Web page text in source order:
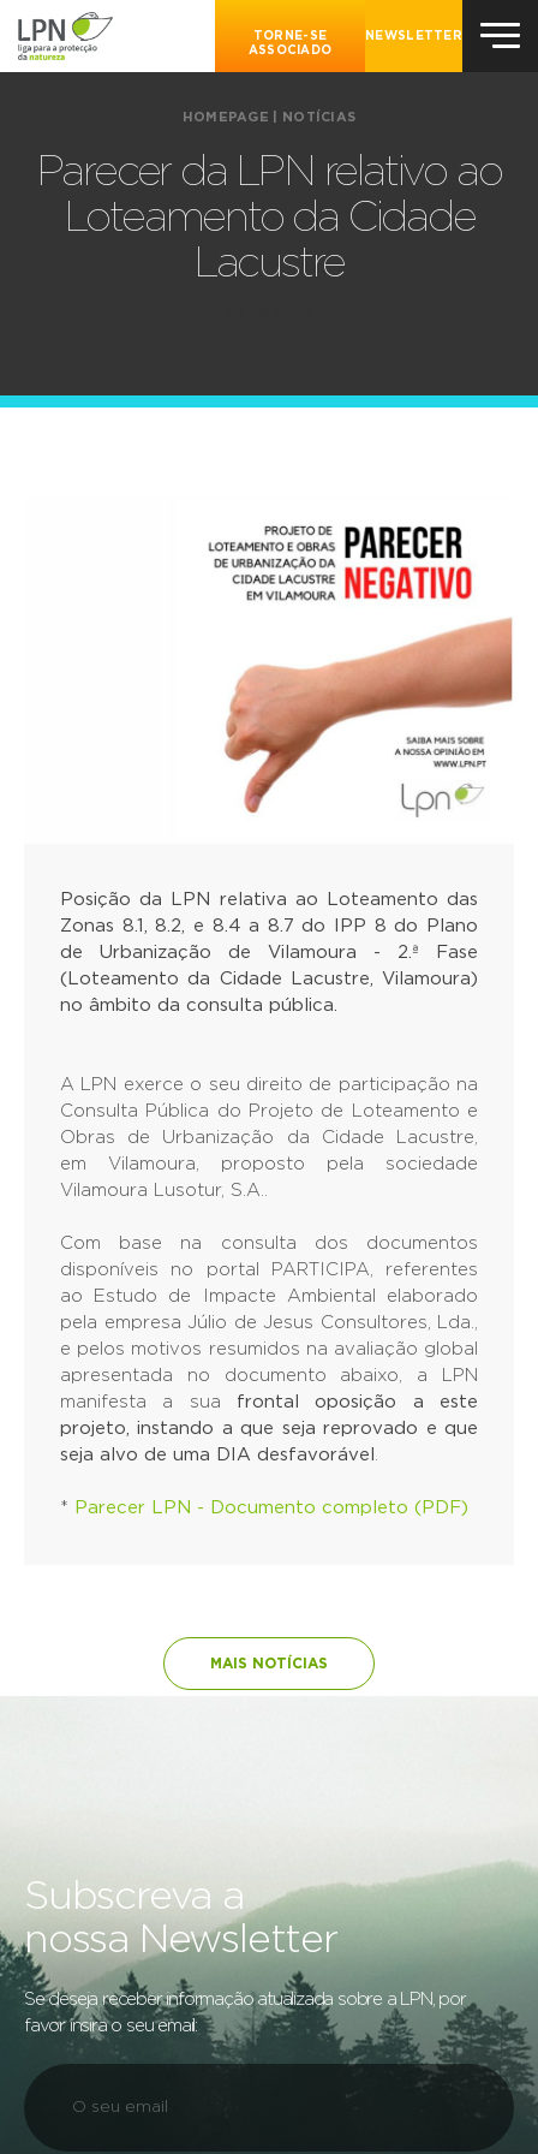
TORNE-SE
ASSOCIADO
NEWSLETTER
HOMEPAGE NOTÍCIAS
Parecer da LPN relativo ao
Loteamento da Cidade
Lacustre
Posição da LPN relativa ao Loteamento das
Zonas 8.1, 8.2, e 8.4 a 8.7 do IPP 8 do Plano
de Urbanização de Vilamoura - 2.ª Fase
(Loteamento da Cidade Lacustre, Vilamoura)
no âmbito da consulta pública.
A LPN exerce o seu direito de participação na
Consulta Pública do Projeto de Loteamento e
Obras de Urbanização da Cidade Lacustre,
em Vilamoura, proposto pela sociedade
Vilamoura Lusotur, S.A..
Com base na consulta dos documentos
disponíveis no portal PARTICIPA, referentes
ao Estudo de Impacte Ambiental elaborado
pela empresa Júlio de Jesus Consultores, Lda.,
e pelos motivos resumidos na avaliação global
apresentada no documento abaixo, a LPN
manifesta a sua frontal oposição a este
projeto, instando a que seja reprovado e que
seja alvo de uma DIA desfavorável .
* Parecer LPN - Documento completo (PDF)
MAIS NOTÍCIAS
Subscreva a
nossa Newsletter
Se deseja receber informação atualizada sobre a LPN, por
favor insira o seu email: